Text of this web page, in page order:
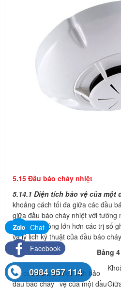
5.15 Đầu báo cháy nhiệt
5.14.1 Diện tích bảo vệ của một
khoảng cách tối đa giữa các đầu
giữa đầu báo cháy nhiệt với tường
4 nhưng không lớn hơn các trị số
và lý lịch kỹ thuật của đầu báo
Bảng 4
Độ cao lắp đặt
đầu báo cháy
Diện tích bảo
vệ của một đầu
Chat
Facebook
0984 957 114